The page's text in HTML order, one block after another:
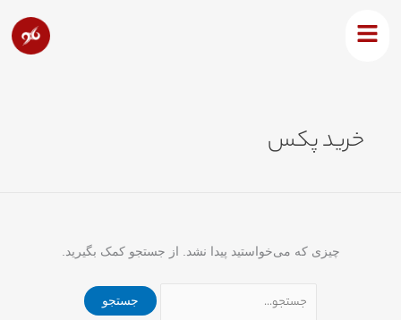
خرید پکس
چیزی که می‌خواستید پیدا نشد. از جستجو کمک بگیرید.